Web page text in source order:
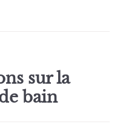
sur la
bain